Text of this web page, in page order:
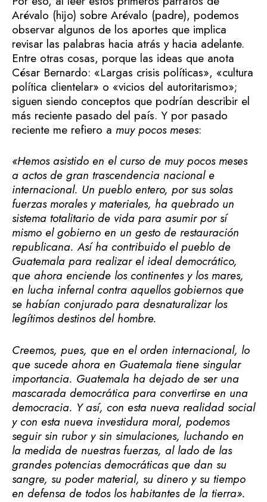
Arévalo (hijo) sobre Arévalo (padre), podemos
observar algunos de los aportes que implica
revisar las palabras hacia atrás y hacia adelante.
Entre otras cosas, porque las ideas que anota
César Bernardo: «Largas crisis políticas», «cultura
política clientelar» o «vicios del autoritarismo»;
siguen siendo conceptos que podrían describir el
más reciente pasado del país. Y por pasado
reciente me refiero a muy pocos meses:
«Hemos asistido en el curso de muy pocos meses
a actos de gran trascendencia nacional e
internacional. Un pueblo entero, por sus solas
fuerzas morales y materiales, ha quebrado un
sistema totalitario de vida para asumir por sí
mismo el gobierno en un gesto de restauración
republicana. Así ha contribuido el pueblo de
Guatemala para realizar el ideal democrático,
que ahora enciende los continentes y los mares,
en lucha infernal contra aquellos gobiernos que
se habían conjurado para desnaturalizar los
legítimos destinos del hombre.
Creemos, pues, que en el orden internacional, lo
que sucede ahora en Guatemala tiene singular
importancia. Guatemala ha dejado de ser una
mascarada democrática para convertirse en una
democracia. Y así, con esta nueva realidad social
y con esta nueva investidura moral, podemos
seguir sin rubor y sin simulaciones, luchando en
la medida de nuestras fuerzas, al lado de las
grandes potencias democráticas que dan su
sangre, su poder material, su dinero y su tiempo
en defensa de todos los habitantes de la tierra».